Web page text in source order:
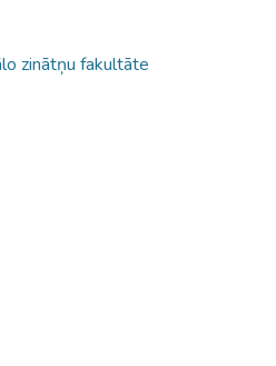
zinātņu fakultāte